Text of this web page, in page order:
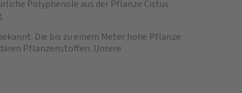
Polyphenole aus der Pflanze Cistus
Die bis zu einem Meter hohe Pflanze
Pflanzenstoffen. Unsere